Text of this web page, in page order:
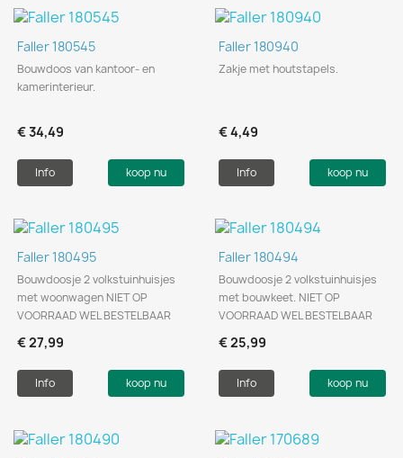
Faller 180545
Bouwdoos van kantoor- en
kamerinterieur.
€ 34,49
Info koop nu
Faller 180940
Zakje met houtstapels.
€ 4,49
Info koop nu
Faller 180495
Bouwdoosje 2 volkstuinhuisjes
met woonwagen NIET OP
VOORRAAD WEL BESTELBAAR
€ 27,99
Info koop nu
Faller 180494
Bouwdoosje 2 volkstuinhuisjes
met bouwkeet. NIET OP
VOORRAAD WEL BESTELBAAR
€ 25,99
Info koop nu